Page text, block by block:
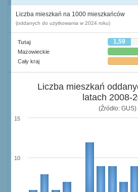
Liczba mieszkań na 1000 mieszkańców
(oddanych do użytkowania w 2024 roku)
Tutaj 1,59
Mazowieckie
Cały kraj
Liczba mieszkań
latach 2008-
(Źródło: GUS)
10
15